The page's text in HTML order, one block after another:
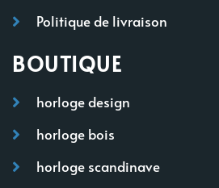
Politique de livraison
BOUTIQUE
horloge design
horloge bois
horloge scandinave